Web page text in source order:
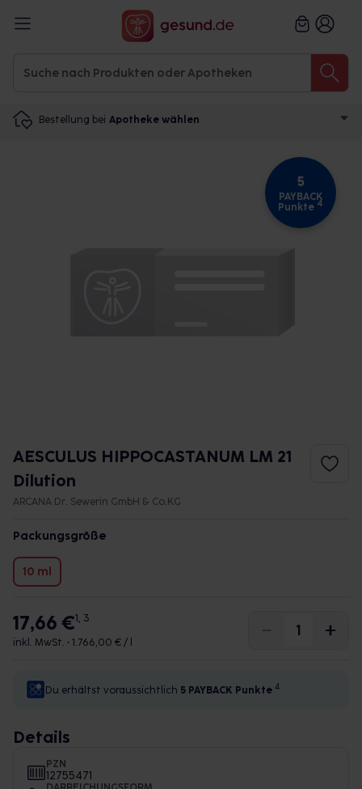
Bestellung bei Apotheke wählen
5
PAYBACK
Punkte 4
AESCULUS HIPPOCASTANUM LM 21
Dilution
ARCANA Dr. Sewerin GmbH & Co.KG
Packungsgröße
10 ml
17,66 €1, 3
inkl. MwSt. • 1.766,00 € / l
Du erhältst voraussichtlich 5 PAYBACK Punkte 4
Details
PZN
12755471